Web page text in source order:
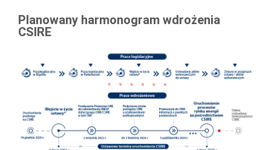
Planowany harmonogram wdrożenia
CSIRE